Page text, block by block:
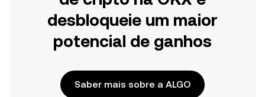
desbloqueie um maior
potencial de ganhos
Saber mais sobre a ALGO